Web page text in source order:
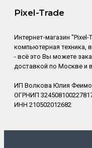
Pixel-Trade
Интернет-магазин
компьютерная техника,
- всё это Вы можете
доставкой по Москве и
ИП Волкова Юлия
ОГРНИП
ИНН 210502012682